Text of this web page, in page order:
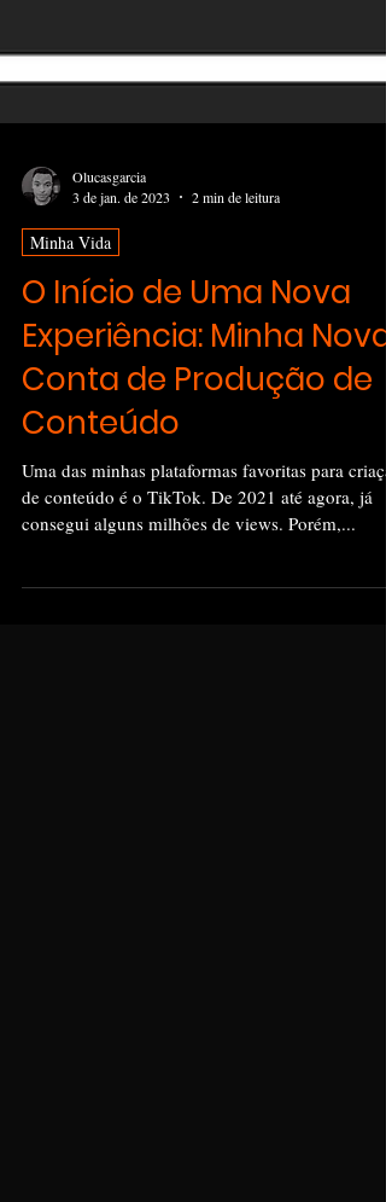
3 de jan. de 2023
Minha Vida
O Início de Uma Nova
Experiência: Minha Nova
Conta de Produção de
Conteúdo
Uma das minhas plataformas favoritas para
de conteúdo é o TikTok. De 2021 até agora, já